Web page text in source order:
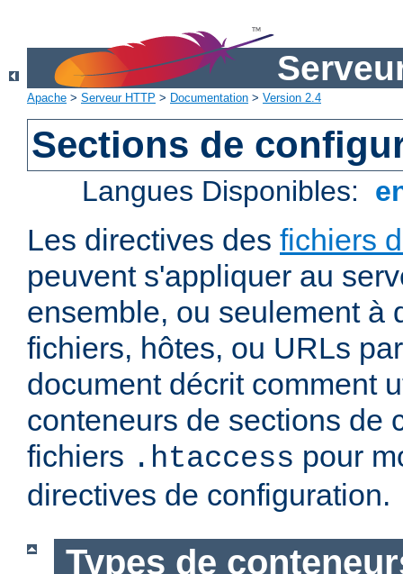
Apache > Serveur HTTP > Documentation > Version 2.4
Sections de
Langues Disponibles:
Les directives des fichiers
peuvent s'appliquer au
ensemble, ou seulement à
fichiers, hôtes, ou URLs
document décrit comment
conteneurs de sections de
fichiers .htaccess pour
directives de configuration.
Types de